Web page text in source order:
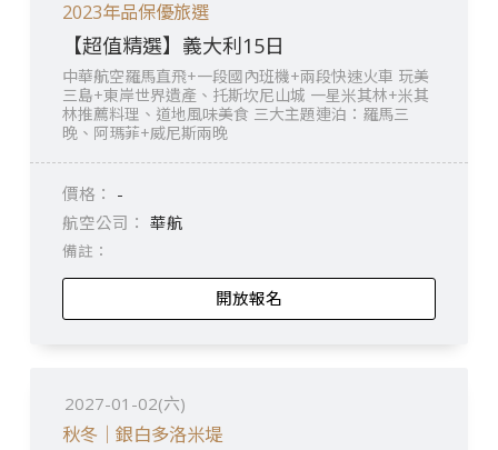
2023年品保優旅選
【超值精選】義大利15日
中華航空羅馬直飛+一段國內班機+兩段快速火車 玩美
三島+東岸世界遺產、托斯坎尼山城 一星米其林+米其
林推薦料理、道地風味美食 三大主題連泊：羅馬三
晚、阿瑪菲+威尼斯兩晚
-
華航
開放報名
2027-01-02(六)
秋冬｜銀白多洛米堤